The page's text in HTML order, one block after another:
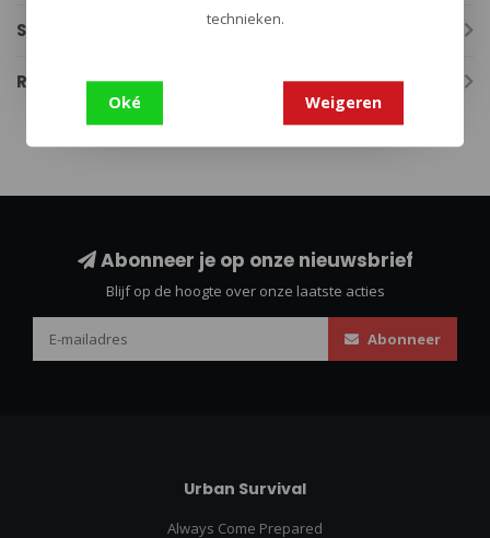
Specificaties
Reviews
Abonneer je op onze nieuwsbrief
Blijf op de hoogte over onze laatste acties
Abonneer
Urban Survival
Always Come Prepared
technieken.
Oké Weigeren